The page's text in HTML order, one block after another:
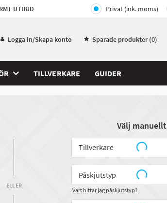
UTBUD Privat (ink. moms)
Logga in/Skapa konto Sparade produkter (0)
TILLVERKARE GUIDER
ELLER
Välj manuellt
Vart hittar jag påskjutstyp?